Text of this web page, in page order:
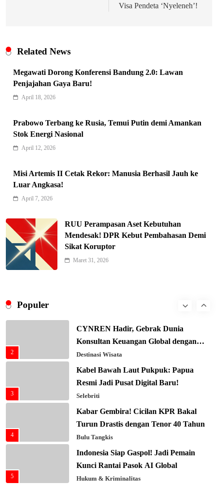
Populer
5
Indonesia Siap Gaspol! Jadi Pemain
Kunci Rantai Pasok AI Global
6
Negara G20 di Awal 2026
7 Berita Nasional
8
Xenco Medical Raih Penghargaan
Bergengsi TIME100: Revolusi Medis
2
CYNREN Hadir, Gebrak Dunia
Konsultan Keuangan Global dengan
Sentuhan AI
Destinasi Wisata
3
Kabel Bawah Laut Pukpuk: Papua
Resmi Jadi Pusat Digital Baru!
Selebriti
4
Kabar Gembira! Cicilan KPR Bakal
Turun Drastis dengan Tenor 40 Tahun
Bulu Tangkis
5
Indonesia Siap Gaspol! Jadi Pemain
Kunci Rantai Pasok AI Global
Hukum & Kriminalitas
Visa Pendeta ‘Nyeleneh’!
Related News
Megawati Dorong Konferensi Bandung 2.0: Lawan
Penjajahan Gaya Baru!
April 18, 2026
Prabowo Terbang ke Rusia, Temui Putin demi Amankan
Stok Energi Nasional
April 12, 2026
Misi Artemis II Cetak Rekor: Manusia Berhasil Jauh ke
Luar Angkasa!
April 7, 2026
RUU Perampasan Aset Kebutuhan
Mendesak! DPR Kebut Pembahasan Demi
Sikat Koruptor
Maret 31, 2026